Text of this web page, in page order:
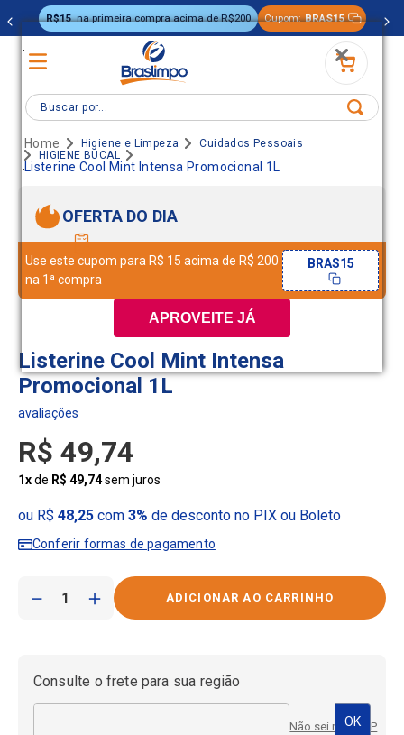
.
.
APROVEITE JÁ
R$15 na primeira compra acima de R$200 Cupom: BRAS15
Buscar por...
Higiene e Limpeza
Cuidados Pessoais
HIGIENE BUCAL
Listerine Cool Mint Intensa Promocional 1L
OFERTA DO DIA
Use este cupom para R$ 15 acima de R$ 200
na 1ª compra
BRAS15
Listerine Cool Mint Intensa
Promocional 1L
R$ 49,74
1xde R$ 49,74sem juros
ou R$ 48,25com 3% de desconto no PIX ou Boleto
Conferir formas de pagamento
＋
－
Consulte o frete para sua região
Não sei meu CEP